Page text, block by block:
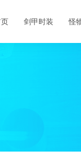
剑甲时装 怪